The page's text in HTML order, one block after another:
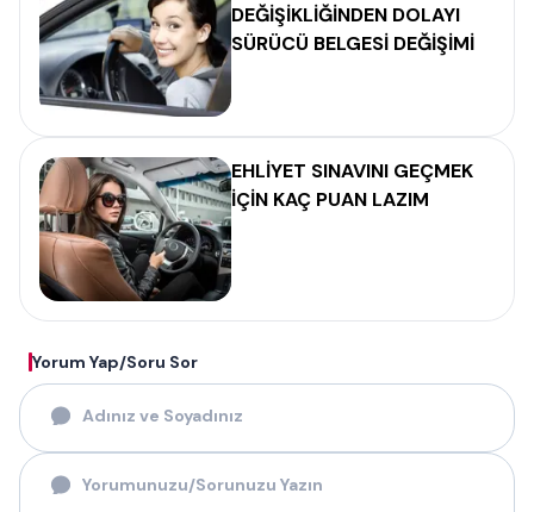
DEĞİŞİKLİĞİNDEN DOLAYI
SÜRÜCÜ BELGESİ DEĞİŞİMİ
EHLİYET SINAVINI GEÇMEK
İÇİN KAÇ PUAN LAZIM
Yorum Yap/Soru Sor